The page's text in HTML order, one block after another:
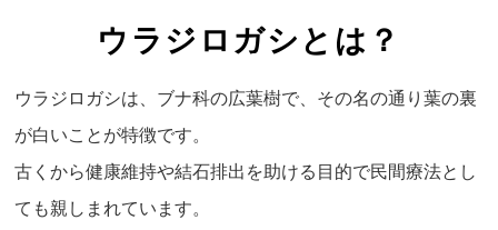
ウラジロガシとは？
ウラジロガシは、ブナ科の広葉樹で、その名の通り葉の裏
が白いことが特徴です。
古くから健康維持や結石排出を助ける目的で民間療法とし
ても親しまれています。